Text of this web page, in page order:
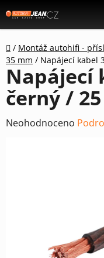
na
obsah
Domů
/ Montáž autohifi -
35 mm / Napájecí kabel
Napájecí
černý /
Průměrné
Neohodnoceno